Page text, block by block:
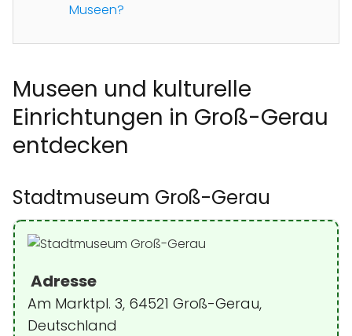
Museen?
Museen und kulturelle
Einrichtungen in Groß-Gerau
entdecken
Stadtmuseum Groß-Gerau
Adresse
Am Marktpl. 3, 64521 Groß-Gerau,
Deutschland